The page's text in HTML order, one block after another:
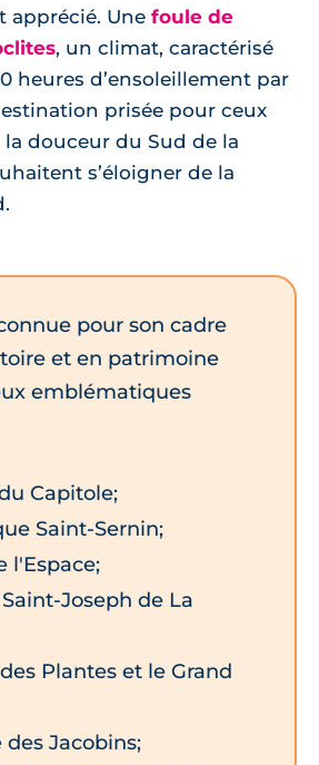
apprécié. Une foule de
, un climat, caractérisé
heures d’ensoleillement par
prisée pour ceux
douceur du Sud de la
s’éloigner de la
pour son cadre
et en patrimoine
emblématiques
Capitole;
Saint-Sernin;
l'Espace;
Joseph de La
Plantes et le Grand
des Jacobins;